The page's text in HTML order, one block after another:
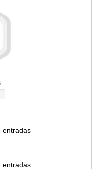
entradas
entradas